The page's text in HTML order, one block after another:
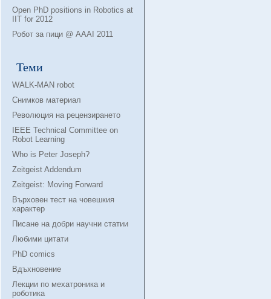
Open PhD positions in Robotics at
IIT for 2012
Робот за пици @ AAAI 2011
Теми
WALK-MAN robot
Снимков материал
Революция на рецензирането
IEEE Technical Committee on
Robot Learning
Who is Peter Joseph?
Zeitgeist Addendum
Zeitgeist: Moving Forward
Върховен тест на човешкия
характер
Писане на добри научни статии
Любими цитати
PhD comics
Вдъхновение
Лекции по мехатроника и
роботика